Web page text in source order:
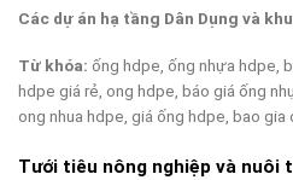
Các dự án hạ tầng Dân Dụng và
Từ khóa: ống hdpe, ống nhựa hdpe,
hdpe giá rẻ, ong hdpe, báo giá ống
ong nhua hdpe, giá ống hdpe, bao gia
Tưới tiêu nông nghiệp và nuôi